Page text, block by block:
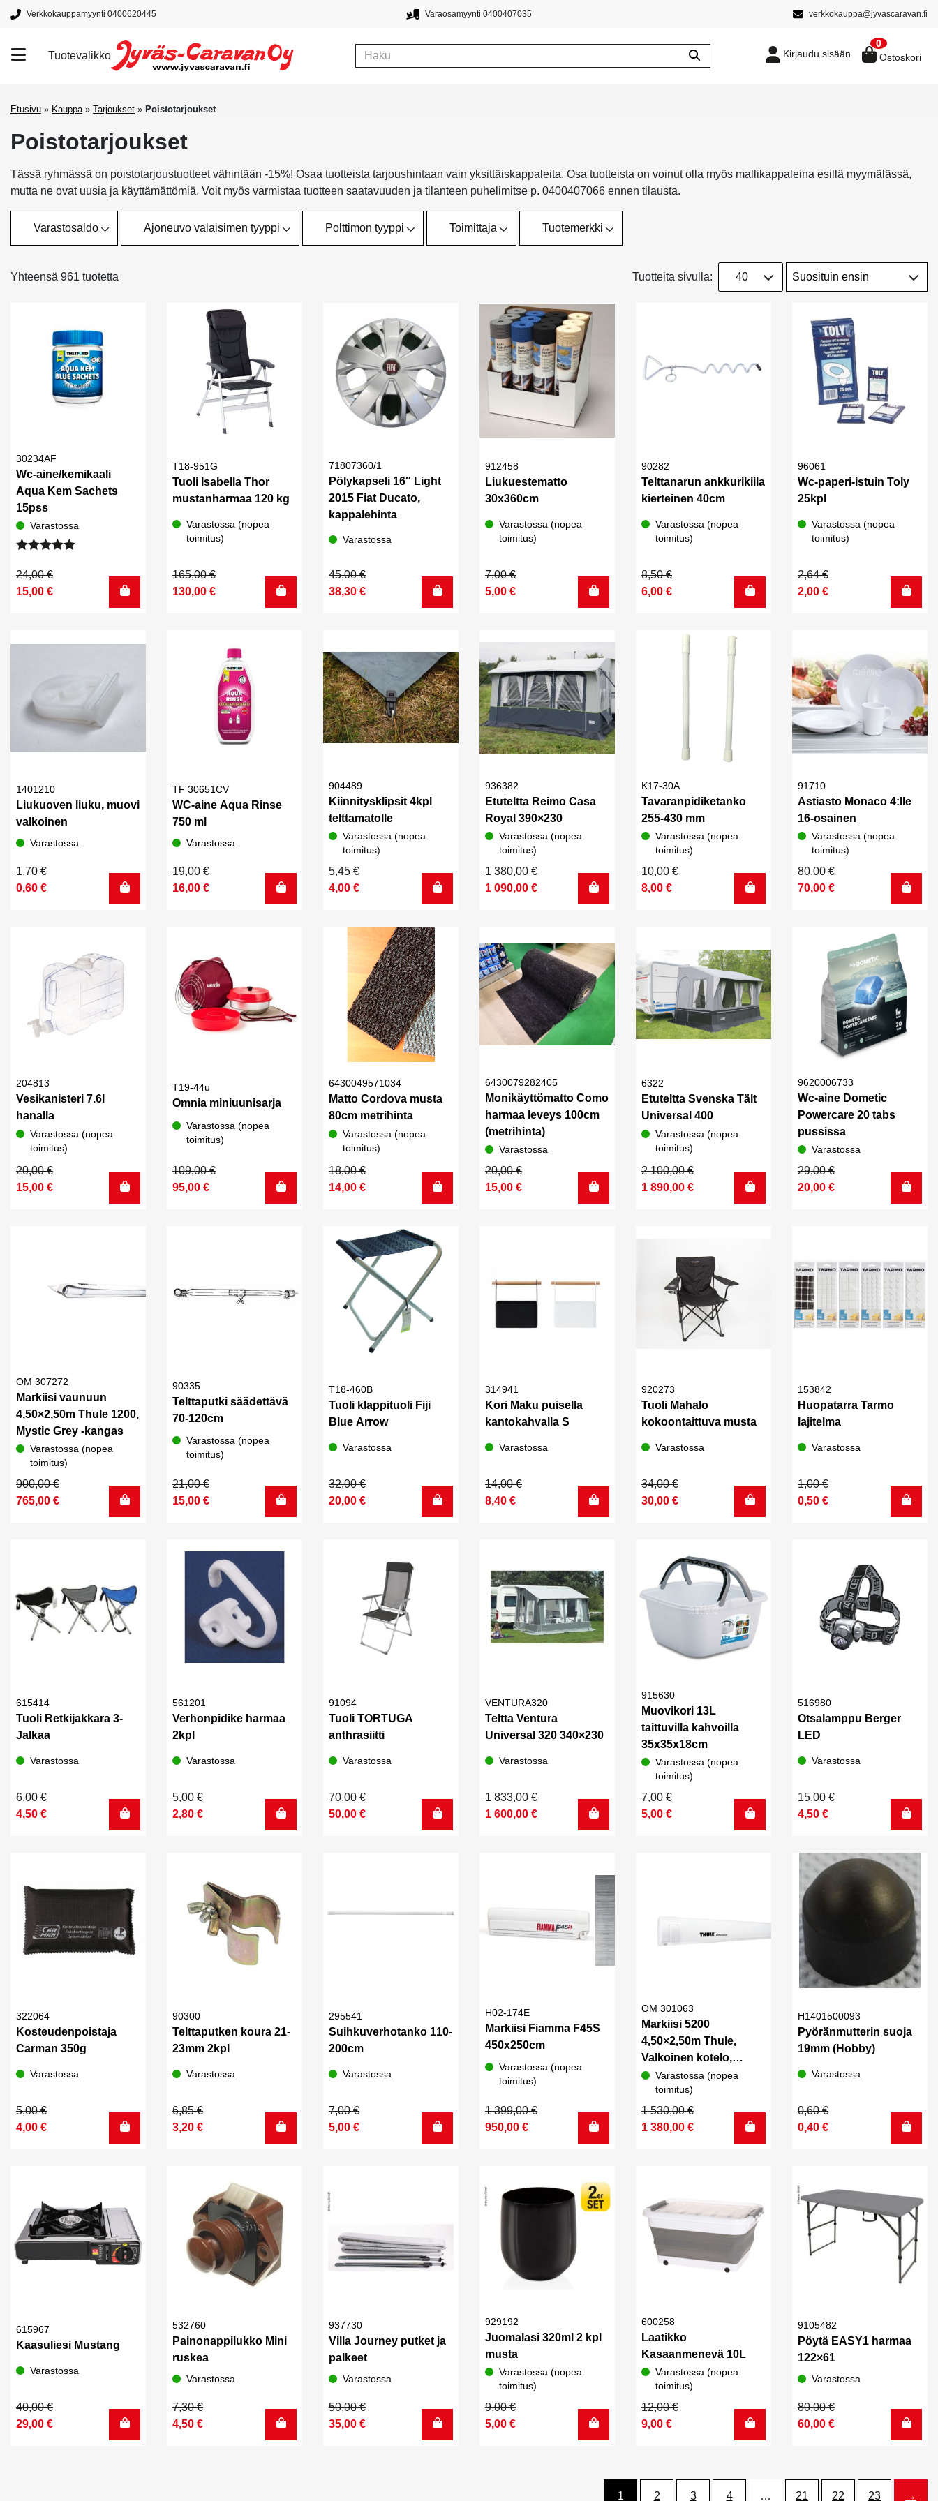
Verkkokauppamyynti 0400620445 Varaosamyynti 0400407035 verkkokauppa@jyvascaravan.fi
Tuotemerkit
Tuotevalikko Kirjaudu sisään
0
Ostoskori
Etusivu » Kauppa» Tarjoukset » Poistotarjoukset
Poistotarjoukset
Tässä ryhmässä on poistotarjoustuotteet vähintään -15%! Osaa tuotteista tarjoushintaan vain yksittäiskappaleita. Osa tuotteista on voinut olla myös mallikappaleina esillä myymälässä,
mutta ne ovat uusia ja käyttämättömiä. Voit myös varmistaa tuotteen saatavuuden ja tilanteen puhelimitse p. 0400407066 ennen tilausta.
Varastosaldo Ajoneuvo valaisimen tyyppi Polttimon tyyppi Toimittaja Tuotemerkki
Yhteensä 961 tuotetta Tuotteita sivulla:
30234AF
Wc-aine/kemikaali
Aqua Kem Sachets
15pss
Varastossa
tuotteesta:
5.00
24,00€
Alkuperäinen
hinta
15,00 €
Nykyinen
hinta
T18-951G
Tuoli Isabella Thor
mustanharmaa 120 kg
Varastossa (nopea
toimitus)
165,00€
Alkuperäinen
hinta
130,00 €
Nykyinen
hinta
71807360/1
Pölykapseli 16″ Light
2015 Fiat Ducato,
kappalehinta
Varastossa
45,00€
Alkuperäinen
hinta
38,30 €
Nykyinen
hinta
912458
Liukuestematto
30x360cm
Varastossa (nopea
toimitus)
7,00€
Alkuperäinen
hinta
5,00 €
Nykyinen
hinta
90282
Telttanarun ankkurikiila
kierteinen 40cm
Varastossa (nopea
toimitus)
8,50€
Alkuperäinen
hinta
6,00 €
Nykyinen
hinta
96061
Wc-paperi-istuin Toly
25kpl
Varastossa (nopea
toimitus)
2,64€
Alkuperäinen
hinta
2,00 €
Nykyinen
hinta
1401210
Liukuoven liuku, muovi
valkoinen
Varastossa
1,70€
Alkuperäinen
hinta
0,60 €
Nykyinen
hinta
TF 30651CV
WC-aine Aqua Rinse
750 ml
Varastossa
19,00€
Alkuperäinen
hinta
16,00 €
Nykyinen
hinta
904489
Kiinnitysklipsit 4kpl
telttamatolle
Varastossa (nopea
toimitus)
5,45€
Alkuperäinen
hinta
4,00 €
Nykyinen
hinta
936382
Etuteltta Reimo Casa
Royal 390×230
Varastossa (nopea
toimitus)
1 380,00€
Alkuperäinen
hinta
1 090,00 €
Nykyinen
hinta
K17-30A
Tavaranpidiketanko
255-430 mm
Varastossa (nopea
toimitus)
10,00€
Alkuperäinen
hinta
8,00 €
Nykyinen
hinta
91710
Astiasto Monaco 4:lle
16-osainen
Varastossa (nopea
toimitus)
80,00€
Alkuperäinen
hinta
70,00 €
Nykyinen
hinta
204813
Vesikanisteri 7.6l
hanalla
Varastossa (nopea
toimitus)
20,00€
Alkuperäinen
hinta
15,00 €
Nykyinen
hinta
T19-44u
Omnia miniuunisarja
Varastossa (nopea
toimitus)
109,00€
Alkuperäinen
hinta
95,00 €
Nykyinen
hinta
6430049571034
Matto Cordova musta
80cm metrihinta
Varastossa (nopea
toimitus)
18,00€
Alkuperäinen
hinta
14,00 €
Nykyinen
hinta
6430079282405
Monikäyttömatto Como
harmaa leveys 100cm
(metrihinta)
Varastossa
20,00€
Alkuperäinen
hinta
15,00 €
Nykyinen
hinta
6322
Etuteltta Svenska Tält
Universal 400
Varastossa (nopea
toimitus)
2 100,00€
Alkuperäinen
hinta
1 890,00 €
Nykyinen
hinta
9620006733
Wc-aine Dometic
Powercare 20 tabs
pussissa
Varastossa
29,00€
Alkuperäinen
hinta
20,00 €
Nykyinen
hinta
OM 307272
Markiisi vaunuun
4,50×2,50m Thule 1200,
Mystic Grey -kangas
Varastossa (nopea
toimitus)
900,00€
Alkuperäinen
hinta
765,00 €
Nykyinen
hinta
90335
Telttaputki säädettävä
70-120cm
Varastossa (nopea
toimitus)
21,00€
Alkuperäinen
hinta
15,00 €
Nykyinen
hinta
T18-460B
Tuoli klappituoli Fiji
Blue Arrow
Varastossa
32,00€
Alkuperäinen
hinta
20,00 €
Nykyinen
hinta
314941
Kori Maku puisella
kantokahvalla S
Varastossa
14,00€
Alkuperäinen
hinta
8,40 €
Nykyinen
hinta
920273
Tuoli Mahalo
kokoontaittuva musta
Varastossa
34,00€
Alkuperäinen
hinta
30,00 €
Nykyinen
hinta
153842
Huopatarra Tarmo
lajitelma
Varastossa
1,00€
Alkuperäinen
hinta
0,50 €
Nykyinen
hinta
615414
Tuoli Retkijakkara 3-
Jalkaa
Varastossa
6,00€
Alkuperäinen
hinta
4,50 €
Nykyinen
hinta
561201
Verhonpidike harmaa
2kpl
Varastossa
5,00€
Alkuperäinen
hinta
2,80 €
Nykyinen
hinta
91094
Tuoli TORTUGA
anthrasiitti
Varastossa
70,00€
Alkuperäinen
hinta
50,00 €
Nykyinen
hinta
VENTURA320
Teltta Ventura
Universal 320 340×230
Varastossa
1 833,00€
Alkuperäinen
hinta
1 600,00 €
Nykyinen
hinta
915630
Muovikori 13L
taittuvilla kahvoilla
35x35x18cm
Varastossa (nopea
toimitus)
7,00€
Alkuperäinen
hinta
5,00 €
Nykyinen
hinta
516980
Otsalamppu Berger
LED
Varastossa
15,00€
Alkuperäinen
hinta
4,50 €
Nykyinen
hinta
322064
Kosteudenpoistaja
Carman 350g
Varastossa
5,00€
Alkuperäinen
hinta
4,00 €
Nykyinen
hinta
90300
Telttaputken koura 21-
23mm 2kpl
Varastossa
6,85€
Alkuperäinen
hinta
3,20 €
Nykyinen
hinta
295541
Suihkuverhotanko 110-
200cm
Varastossa
7,00€
Alkuperäinen
hinta
5,00 €
Nykyinen
hinta
H02-174E
Markiisi Fiamma F45S
450x250cm
Varastossa (nopea
toimitus)
1 399,00€
Alkuperäinen
hinta
950,00 €
Nykyinen
hinta
OM 301063
Markiisi 5200
4,50×2,50m Thule,
Valkoinen kotelo,
Mystic Grey -kangas
Varastossa (nopea
toimitus)
1 530,00€
Alkuperäinen
hinta
1 380,00 €
Nykyinen
hinta
H1401500093
Pyöränmutterin suoja
19mm (Hobby)
Varastossa
0,60€
Alkuperäinen
hinta
0,40 €
Nykyinen
hinta
615967
Kaasuliesi Mustang
Varastossa
40,00€
Alkuperäinen
hinta
29,00 €
Nykyinen
hinta
532760
Painonappilukko Mini
ruskea
Varastossa
7,30€
Alkuperäinen
hinta
4,50 €
Nykyinen
hinta
937730
Villa Journey putket ja
palkeet
Varastossa
50,00€
Alkuperäinen
hinta
35,00 €
Nykyinen
hinta
929192
Juomalasi 320ml 2 kpl
musta
Varastossa (nopea
toimitus)
9,00€
Alkuperäinen
hinta
5,00 €
Nykyinen
hinta
600258
Laatikko
Kasaanmenevä 10L
Varastossa (nopea
toimitus)
12,00€
Alkuperäinen
hinta
9,00 €
Nykyinen
hinta
9105482
Pöytä EASY1 harmaa
122×61
Varastossa
80,00€
Alkuperäinen
hinta
60,00 €
Nykyinen
hinta
1 2 3 4 … 21 22 23 →